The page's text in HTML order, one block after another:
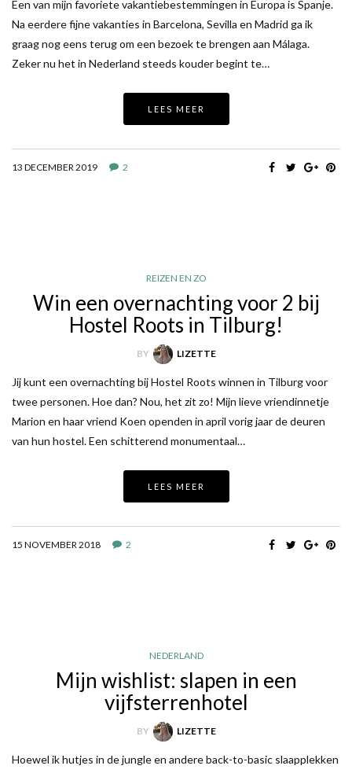
Een van mijn favoriete vakantiebestemmingen in Europa is Spanje.
Na eerdere fijne vakanties in Barcelona, Sevilla en Madrid ga ik
graag nog eens terug om een bezoek te brengen aan Málaga.
Zeker nu het in Nederland steeds kouder begint te…
LEES MEER
13 DECEMBER 2019 2
REIZEN EN ZO
Win een overnachting voor 2 bij
Hostel Roots in Tilburg!
BY LIZETTE
Jij kunt een overnachting bij Hostel Roots winnen in Tilburg voor
twee personen. Hoe dan? Nou, het zit zo! Mijn lieve vriendinnetje
Marion en haar vriend Koen openden in april vorig jaar de deuren
van hun hostel. Een schitterend monumentaal…
LEES MEER
15 NOVEMBER 2018 2
NEDERLAND
Mijn wishlist: slapen in een
vijfsterrenhotel
BY LIZETTE
Hoewel ik hutjes in de jungle en andere back-to-basic slaapplekken